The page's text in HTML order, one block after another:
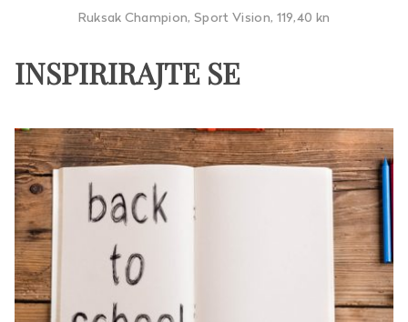
Ruksak Champion, Sport Vision, 119,40 kn
INSPIRIRAJTE SE